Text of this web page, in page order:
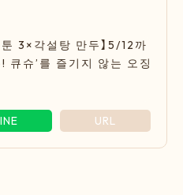
툰 3×각설탕 만두】5/12까
! 큐슈’를 즐기지 않는 오징
URL